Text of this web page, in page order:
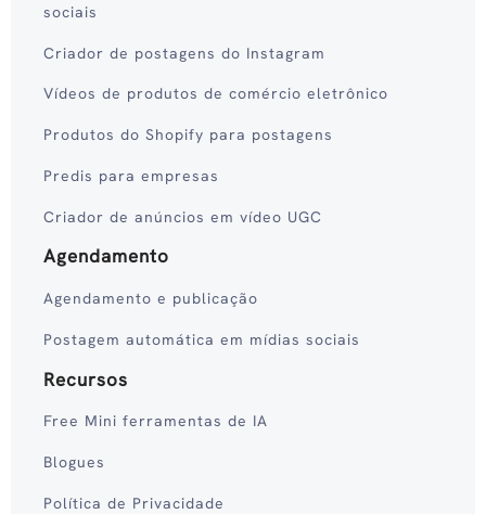
sociais
Criador de postagens do Instagram
Vídeos de produtos de comércio eletrônico
Produtos do Shopify para postagens
Predis para empresas
Criador de anúncios em vídeo UGC
Agendamento
Agendamento e publicação
Postagem automática em mídias sociais
Recursos
Free Mini ferramentas de IA
Blogues
Política de Privacidade